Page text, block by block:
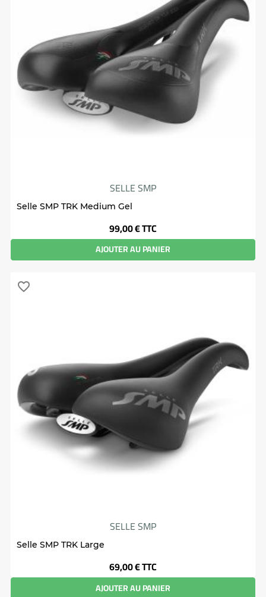
SELLE SMP
Selle SMP TRK Medium Gel
Prix
99,00 €TTC
AJOUTER AU PANIER
SELLE SMP
Selle SMP TRK Large
Prix
69,00 €TTC
AJOUTER AU PANIER
favorite_border